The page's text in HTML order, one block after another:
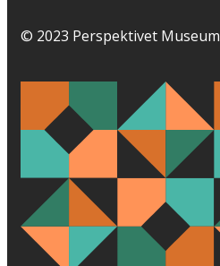
© 2023 Perspektivet Museum